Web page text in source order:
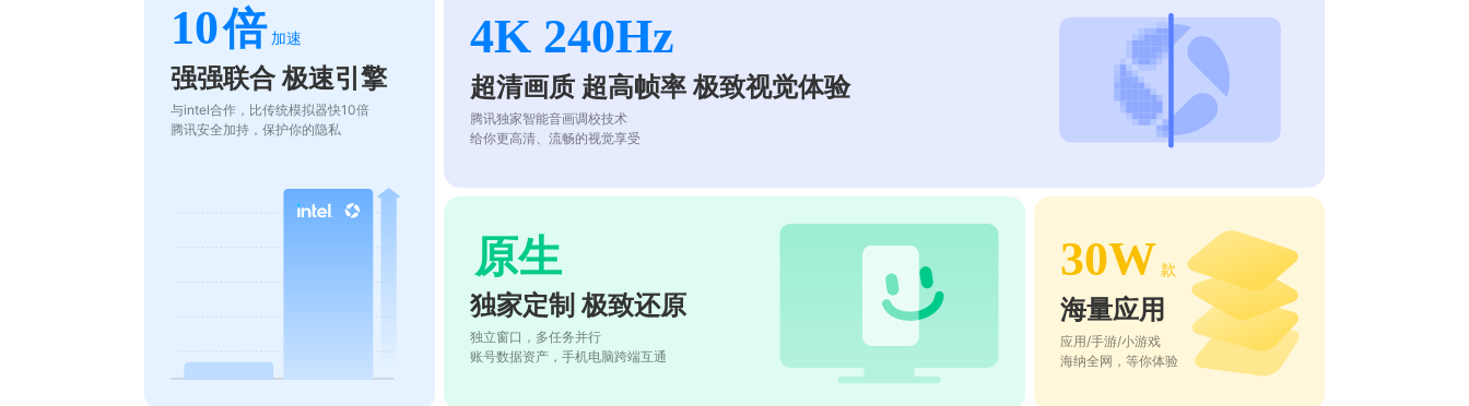
10倍 加速
强强联合 极速引擎
与intel合作，比传统模拟器快10倍
腾讯安全加持，保护你的隐私
4K 240Hz
超清画质 超高帧率 极致视觉体验
腾讯独家智能音画调校技术
给你更高清、流畅的视觉享受
原生
独家定制 极致还原
独立窗口，多任务并行
账号数据资产，手机电脑跨端互通
30W 款
海量应用
应用/手游/小游戏
海纳全网，等你体验